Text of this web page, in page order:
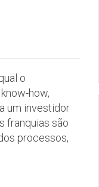
o
how,
um investidor
franquias são
processos,